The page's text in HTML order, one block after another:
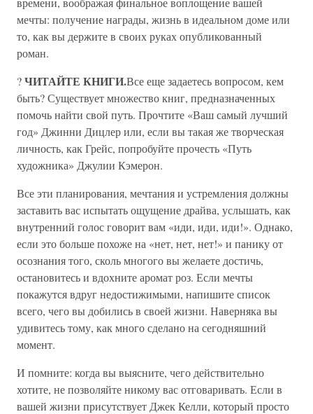
мечты: получение награды, жизнь в идеальном доме или
то, как вы держите в своих руках опубликованный
роман.
?ЧИТАЙТЕ КНИГИ.Все еще задаетесь вопросом, кем
быть? Существует множество книг, предназначенных
помочь найти свой путь. Прочтите «Ваш самый лучший
год» Джинни Дицлер или, если вы такая же творческая
личность, как Грейс, попробуйте прочесть «Путь
художника» Джулии Кэмерон.
Все эти планирования, мечтания и устремления должны
заставить вас испытать ощущение драйва, услышать, как
внутренний голос говорит вам «иди, иди, иди!». Однако,
если это больше похоже на «нет, нет, нет!» и панику от
осознания того, сколь многого вы желаете достичь,
остановитесь и вдохните аромат роз. Если мечты
покажутся вдруг недостижимыми, напишите список
всего, чего вы добились в своей жизни. Наверняка вы
удивитесь тому, как много сделано на сегодняшний
момент.
И помните: когда вы выясните, чего действительно
хотите, не позволяйте никому вас отговаривать. Если в
вашей жизни присутствует Джек Келли, который просто